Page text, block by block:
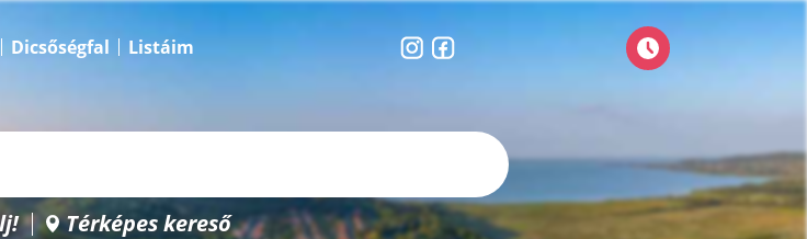
Dicsőségfal Listáim
Térképes kereső